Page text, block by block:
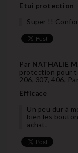
Etui protection
Super !!
Par NATHALIE M.
protection pour
206, 307, 406,
Efficace
Un peu dur à
bien les
achat.